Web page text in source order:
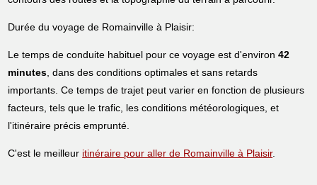
Durée du voyage de Romainville à Plaisir:
Le temps de conduite habituel pour ce voyage est d'environ42
minutes, dans des conditions optimales et sans retards
importants. Ce temps de trajet peut varier en fonction de plusieurs
facteurs, tels que le trafic, les conditions météorologiques, et
l'itinéraire précis emprunté.
C'est le meilleur itinéraire pour aller de Romainville à Plaisir.